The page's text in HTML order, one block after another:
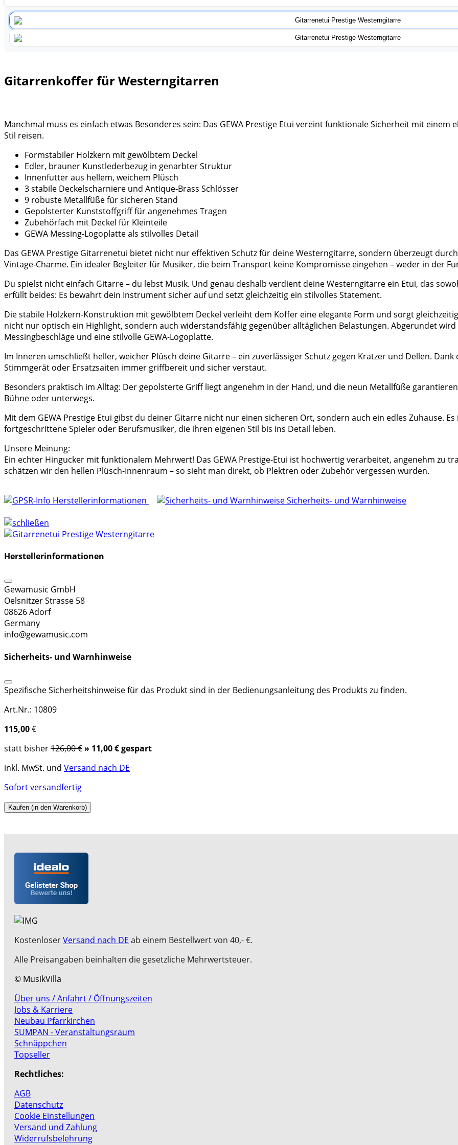
Gitarrenkoffer für Westerngitarren
Manchmal muss es einfach etwas Besonderes sein: Das GEWA Prestige Etui vereint funktionale Sicherheit mit
Stil reisen.
Formstabiler Holzkern mit gewölbtem Deckel
Edler, brauner Kunstlederbezug in genarbter Struktur
Innenfutter aus hellem, weichem Plüsch
3 stabile Deckelscharniere und Antique-Brass Schlösser
9 robuste Metallfüße für sicheren Stand
Gepolsterter Kunststoffgriff für angenehmes Tragen
Zubehörfach mit Deckel für Kleinteile
GEWA Messing-Logoplatte als stilvolles Detail
Das GEWA Prestige Gitarrenetui bietet nicht nur effektiven Schutz für deine Westerngitarre, sondern überzeugt
Vintage-Charme. Ein idealer Begleiter für Musiker, die beim Transport keine Kompromisse eingehen – weder in der
Du spielst nicht einfach Gitarre – du lebst Musik. Und genau deshalb verdient deine Westerngitarre ein Etui, das
erfüllt beides: Es bewahrt dein Instrument sicher auf und setzt gleichzeitig ein stilvolles Statement.
Die stabile Holzkern-Konstruktion mit gewölbtem Deckel verleiht dem Koffer eine elegante Form und sorgt
nicht nur optisch ein Highlight, sondern auch widerstandsfähig gegenüber alltäglichen Belastungen. Abgerundet
Messingbeschläge und eine stilvolle GEWA-Logoplatte.
Im Inneren umschließt heller, weicher Plüsch deine Gitarre – ein zuverlässiger Schutz gegen Kratzer und Dellen.
Stimmgerät oder Ersatzsaiten immer griffbereit und sicher verstaut.
Besonders praktisch im Alltag: Der gepolsterte Griff liegt angenehm in der Hand, und die neun Metallfüße
Bühne oder unterwegs.
Mit dem GEWA Prestige Etui gibst du deiner Gitarre nicht nur einen sicheren Ort, sondern auch ein edles Zuhause.
fortgeschrittene Spieler oder Berufsmusiker, die ihren eigenen Stil bis ins Detail leben.
Unsere Meinung:
Ein echter Hingucker mit funktionalem Mehrwert! Das GEWA Prestige-Etui ist hochwertig verarbeitet, angenehm zu
schätzen wir den hellen Plüsch-Innenraum – so sieht man direkt, ob Plektren oder Zubehör vergessen wurden.
Herstellerinformationen Sicherheits- und Warnhinweise
Herstellerinformationen
Gewamusic GmbH
Oelsnitzer Strasse 58
08626 Adorf
Germany
info@gewamusic.com
Sicherheits- und Warnhinweise
Spezifische Sicherheitshinweise für das Produkt sind in der Bedienungsanleitung des Produkts zu finden.
Art.Nr.: 10809
115,00€
statt bisher126,00 € » 11,00 € gespart
inkl. MwSt. und Versand nach DE
Sofort versandfertig
Kaufen (in den Warenkorb)
KostenloserVersand nach DE ab einem Bestellwert von 40,- €.
Alle Preisangaben beinhalten die gesetzliche Mehrwertsteuer.
© MusikVilla
Über uns / Anfahrt / Öffnungszeiten
Jobs & Karriere
Neubau Pfarrkirchen
SUMPAN - Veranstaltungsraum
Schnäppchen
Topseller
Rechtliches:
AGB
Datenschutz
Cookie Einstellungen
Versand und Zahlung
Widerrufsbelehrung